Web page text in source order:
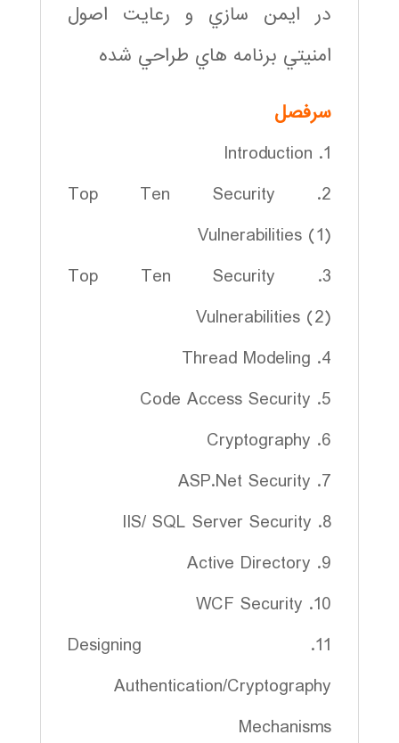
در ايمن سازي و رعايت اصول
امنيتي برنامه هاي طراحي شده
سرفصل
1. Introduction
2. Top Ten Security
Vulnerabilities (1)
3. Top Ten Security
Vulnerabilities (2)
4. Thread Modeling
5. Code Access Security
6. Cryptography
7. ASP.Net Security
8. IIS/ SQL Server Security
9. Active Directory
10. WCF Security
11. Designing
Authentication/Cryptography
Mechanisms